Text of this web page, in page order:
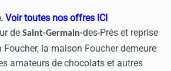
Voir toutes nos offres ICI
de Saint-Germain-des-Prés et reprise
la maison Foucher demeure
amateurs de chocolats et autres